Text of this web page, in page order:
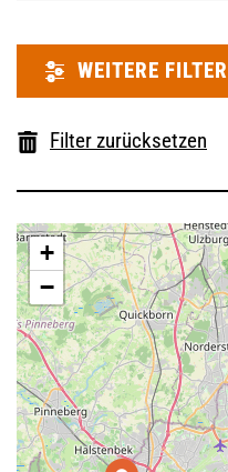
+
−
WEITERE FILTER
Filter zurücksetzen